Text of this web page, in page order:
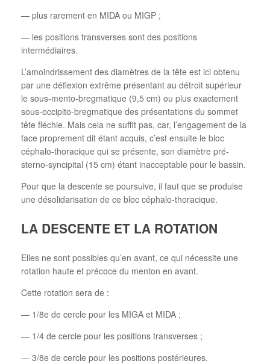
— plus rarement en MIDA ou MIGP ;
— les positions transverses sont des positions
intermédiaires.
L’amoindrissement des diamètres de la tête est ici obtenu
par une déflexion extrême présentant au détroit supérieur
le sous-mento-bregmatique (9,5 cm) ou plus exactement
sous-occipito-bregmatique des présentations du sommet
tête fléchie. Mais cela ne suffit pas, car, l’engagement de la
face proprement dit étant acquis, c’est ensuite le bloc
céphalo-thoracique qui se présente, son diamètre pré-
sterno-syncipital (15 cm) étant inacceptable pour le bassin.
Pour que la descente se poursuive, il faut que se produise
une désolidarisation de ce bloc céphalo-thoracique.
LA DESCENTE ET LA ROTATION
Elles ne sont possibles qu’en avant, ce qui nécessite une
rotation haute et précoce du menton en avant.
Cette rotation sera de :
— 1/8e de cercle pour les MIGA et MIDA ;
— 1/4 de cercle pour les positions transverses ;
— 3/8e de cercle pour les positions postérieures.